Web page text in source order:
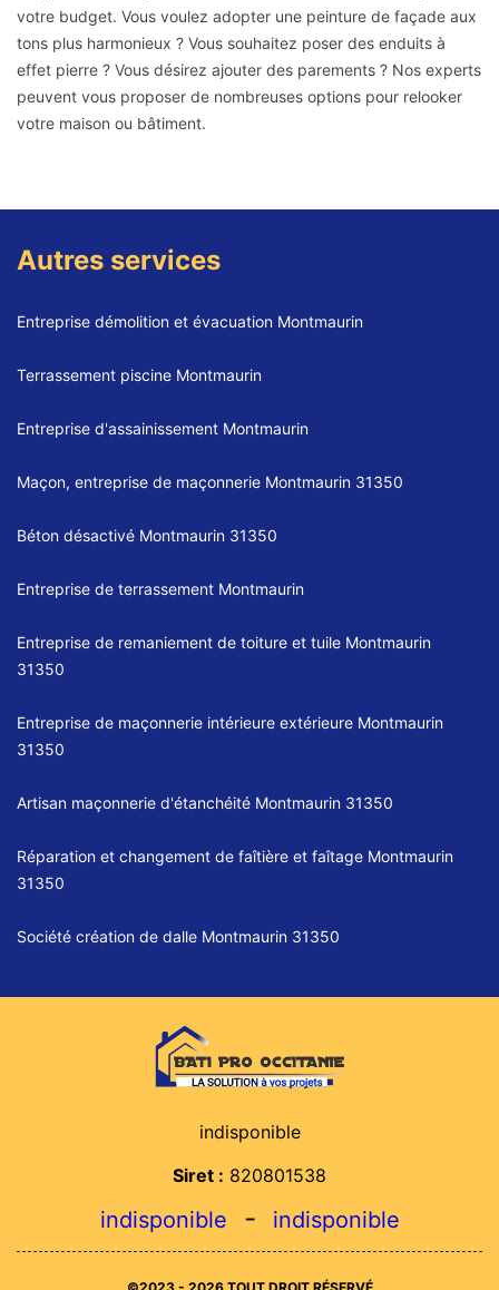
votre budget. Vous voulez adopter une peinture de façade aux
tons plus harmonieux ? Vous souhaitez poser des enduits à
effet pierre ? Vous désirez ajouter des parements ? Nos experts
peuvent vous proposer de nombreuses options pour relooker
votre maison ou bâtiment.
Autres services
Entreprise démolition et évacuation Montmaurin
Terrassement piscine Montmaurin
Entreprise d'assainissement Montmaurin
Maçon, entreprise de maçonnerie Montmaurin 31350
Béton désactivé Montmaurin 31350
Entreprise de terrassement Montmaurin
Entreprise de remaniement de toiture et tuile Montmaurin
31350
Entreprise de maçonnerie intérieure extérieure Montmaurin
31350
Artisan maçonnerie d'étanchéité Montmaurin 31350
Réparation et changement de faîtière et faîtage Montmaurin
31350
Société création de dalle Montmaurin 31350
indisponible
Siret : 820801538
indisponible - indisponible